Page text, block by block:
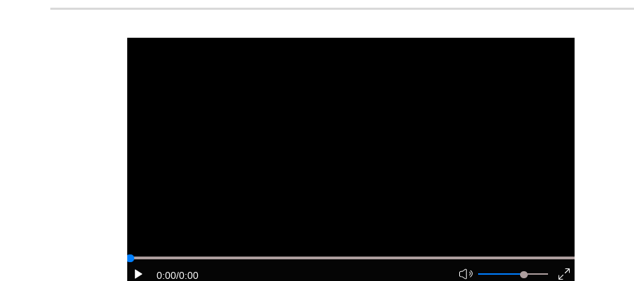
0:00/0:00